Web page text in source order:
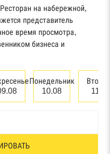
дел Высшего
сведений о
лиц
и знаков обслуживания
на набережной,
представитель
время просмотра,
бизнеса и
Понедельник
10.08
11.08